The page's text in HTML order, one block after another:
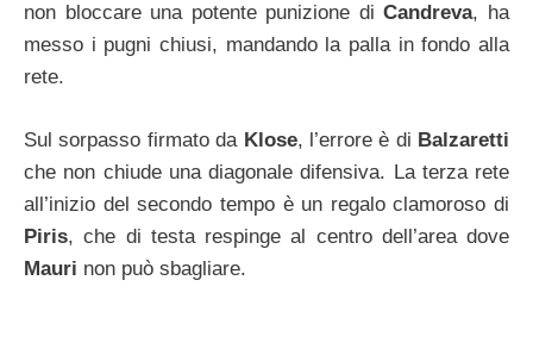
non bloccare una potente punizione diCandreva, ha
messo i pugni chiusi, mandando la palla in fondo alla
rete.
Sul sorpasso firmato da Klose, l’errore è di Balzaretti
che non chiude una diagonale difensiva. La terza rete
all’inizio del secondo tempo è un regalo clamoroso di
Piris, che di testa respinge al centro dell’area dove
Mauri non può sbagliare.